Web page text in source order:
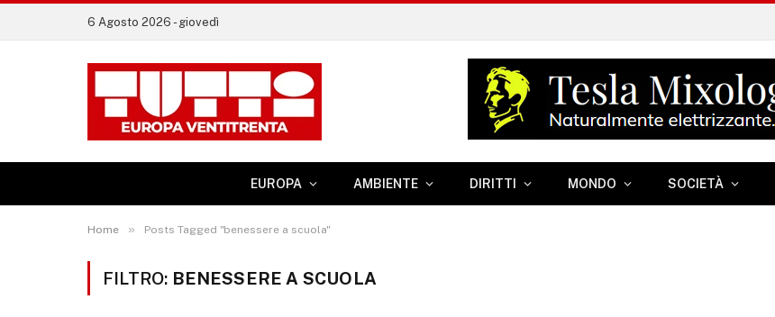
6 Agosto 2026 - giovedì
EUROPA AMBIENTE DIRITTI MONDO SOCIETÀ
Home » Posts Tagged "benessere a scuola"
FILTRO: BENESSERE A SCUOLA